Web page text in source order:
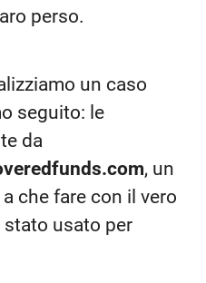
perso.
un caso
seguito: le
da
, un
che fare con il vero
stato usato per